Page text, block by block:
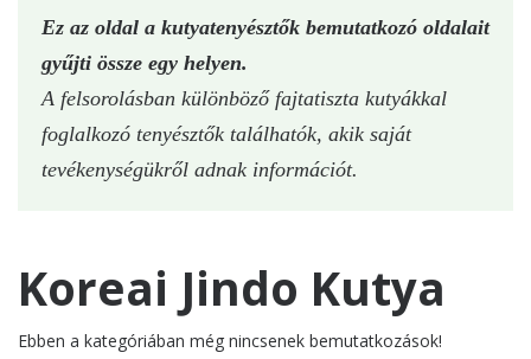
Ez az oldal a kutyatenyésztők bemutatkozó oldalait
gyűjti össze egy helyen.
A felsorolásban különböző fajtatiszta kutyákkal
foglalkozó tenyésztők találhatók, akik saját
tevékenységükről adnak információt.
Koreai Jindo Kutya
Ebben a kategóriában még nincsenek bemutatkozások!